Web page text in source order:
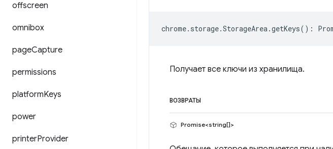
offscreen
omnibox
pageCapture
permissions
platformKeys
power
printerProvider
chrome. storage.StorageArea.getKeys() :
Получает все ключи из хранилища.
ВОЗВРАТЫ
Promise<string[]>